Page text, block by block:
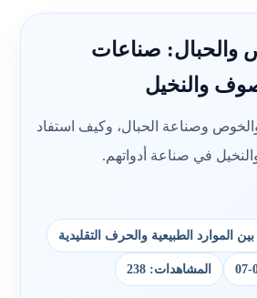
والحبال: صناعات
والنخيل
وصناعة الحبال، وكيف استفاد
في صناعة أدواتهم.
الموارد الطبيعية والحرف التقليدية
المشاهدات: 238